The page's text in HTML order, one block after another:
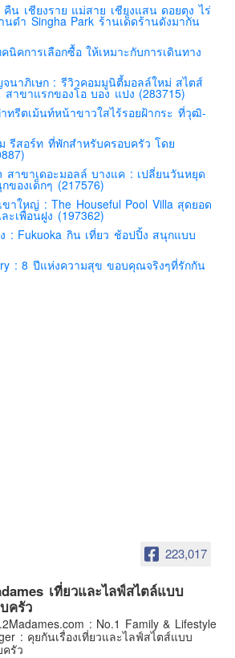
โกวีน่า
อบๆ
วโต
ะ เปปปุ ยุฟุอิน นางาซากิ
คืน เชียงราย แม่สาย เชียงแสน ดอยตุง ไร่
ดำ Singha Park ร้านเด็ดร้านดังมากัน
นิคการเลือกซื้อ ให้เหมาะกับการเดินทาง
นาภิเษก : รีวิวคอมมูนิตี้มอลล์ใหม่ สไตส์
าขาแรกของโอ บอง แปง (283715)
ทรีตเม้นท์หน้าขาวใสไร้รอยฝ้ากระ ที่วุฒิ-
รีสอร์ท ที่พักสำหรับครอบครัว โดย
สาขาเดอะมอลล์ บางแค : เปลี่ยนวันหยุด
ของเด็กๆ (217576)
ขาใหญ่ : The Houseful Pool Villa สุดยอด
ะเพื่อนฝูง (197362)
ง : Fukuoka กิน เที่ยว ช้อปปิ้ง สนุกแบบ
: 8 ปีแห่งความสุข ขอบคุณจริงๆที่รักกัน
223,017
เที่ยวและไลฟ์สไตล์แบบ
ครัว
: No.1 Family & Lifestyle
: คุยกันเรื่องเที่ยวและไลฟ์สไตส์แบบ
รัว